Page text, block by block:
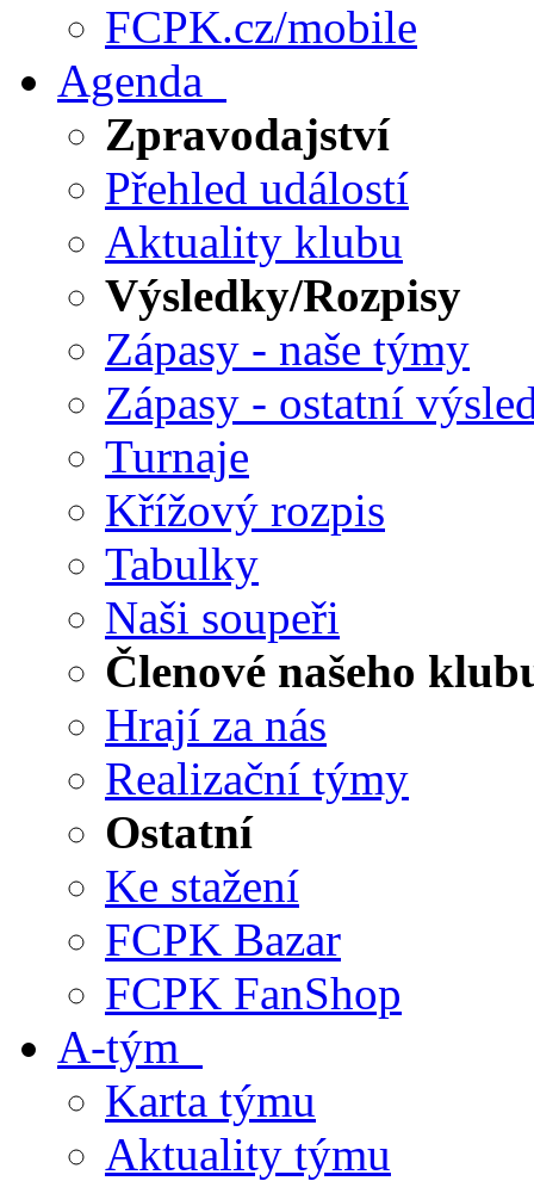
FCPK.cz/mobile
Agenda
Zpravodajství
Přehled událostí
Aktuality klubu
Výsledky/Rozpisy
Zápasy - naše týmy
Zápasy - ostatní
Turnaje
Křížový rozpis
Tabulky
Naši soupeři
Členové našeho
Hrají za nás
Realizační týmy
Ostatní
Ke stažení
FCPK Bazar
FCPK FanShop
A-tým
Karta týmu
Aktuality týmu